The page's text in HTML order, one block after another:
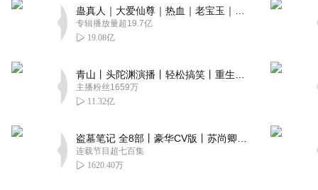
专辑播放量超19.7亿
19.08亿
主播粉丝1659万
11.32亿
连载节目超七百集
1620.40万